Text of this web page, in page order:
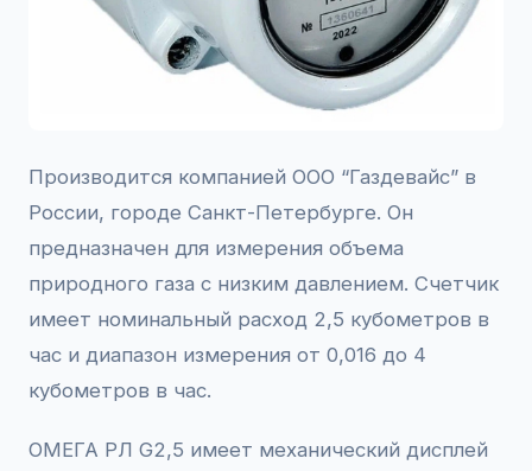
Производится компанией ООО “Газдевайс” в
России, городе Санкт-Петербурге. Он
предназначен для измерения объема
природного газа с низким давлением. Счетчик
имеет номинальный расход 2,5 кубометров в
час и диапазон измерения от 0,016 до 4
кубометров в час.
ОМЕГА РЛ G2,5 имеет механический дисплей